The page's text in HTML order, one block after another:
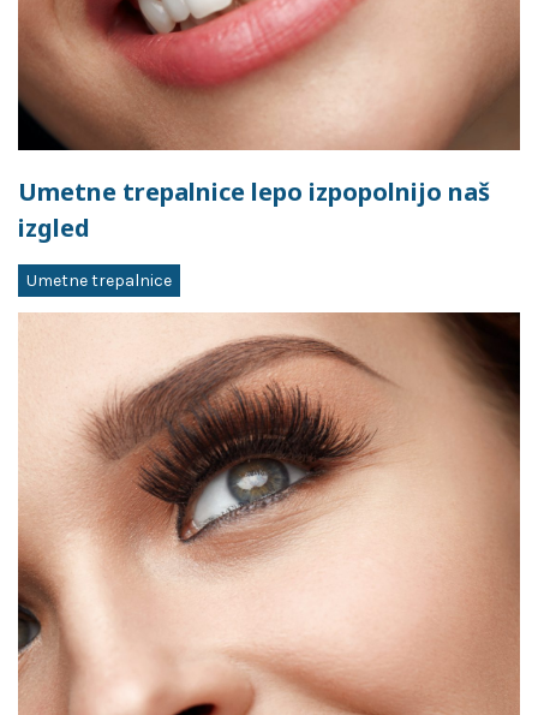
Umetne trepalnice lepo izpopolnijo naš
izgled
Umetne trepalnice